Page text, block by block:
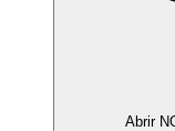
Abrir